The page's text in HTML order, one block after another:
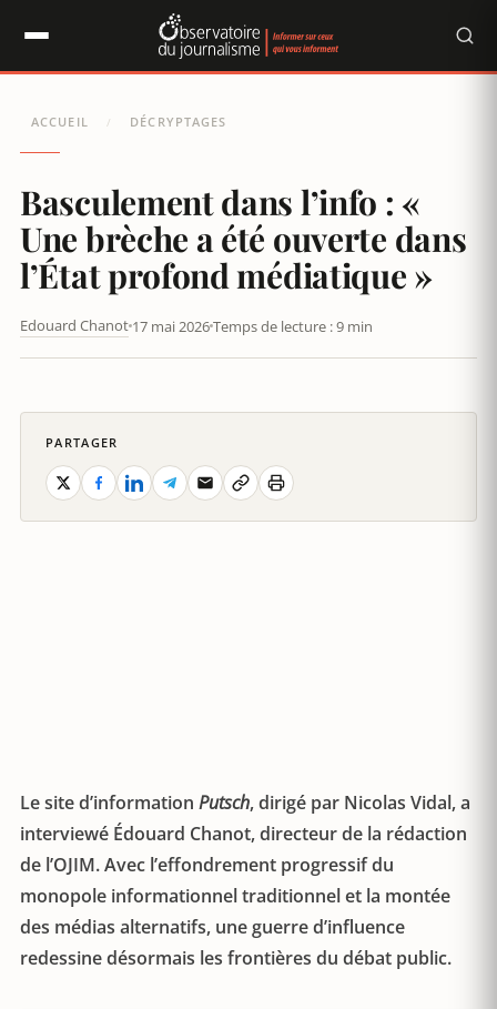
ACCUEIL / DÉCRYPTAGES
Basculement dans l’info : «
Une brèche a été ouverte dans
l’État profond médiatique »
Edouard Chanot 17 mai 2026Temps de lecture : 9 min
Le site d’information Putsch, dirigé par Nicolas Vidal, a
interviewé Édouard Chanot, directeur de la rédaction
de l’OJIM. Avec l’effondrement progressif du
monopole informationnel traditionnel et la montée
des médias alternatifs, une guerre d’influence
redessine désormais les frontières du débat public.
PARTAGER
Panneau de gestion des cookies